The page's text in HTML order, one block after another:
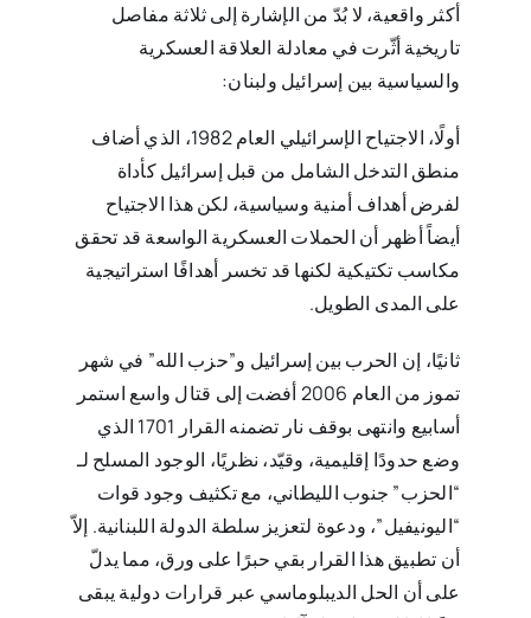
أكثر واقعية، لا بُدّ من الإشارة إلى ثلاثة مفاصل
تاريخية أثّرت في معادلة العلاقة العسكرية
والسياسية بين إسرائيل ولبنان:
أولًا، الاجتياح الإسرائيلي العام 1982، الذي أضاف
منطق التدخل الشامل من قبل إسرائيل كأداة
لفرض أهداف أمنية وسياسية، لكن هذا الاجتياح
أيضاً أظهر أن الحملات العسكرية الواسعة قد تحقق
مكاسب تكتيكية لكنها قد تخسر أهدافًا استراتيجية
على المدى الطويل.
ثانيًا، إن الحرب بين إسرائيل و”حزب الله” في شهر
تموز من العام 2006 أفضت إلى قتال واسع استمر
أسابيع وانتهى بوقف نار تضمنه القرار 1701 الذي
وضع حدودًا إقليمية، وقيّد، نظريًا، الوجود المسلح لـ
“الحزب” جنوب الليطاني، مع تكثيف وجود قوات
“اليونيفيل”، ودعوة لتعزيز سلطة الدولة اللبنانية. إلاّ
أن تطبيق هذا القرار بقي حبرًا على ورق، مما يدلّ
على أن الحل الديبلوماسي عبر قرارات دولية يبقى